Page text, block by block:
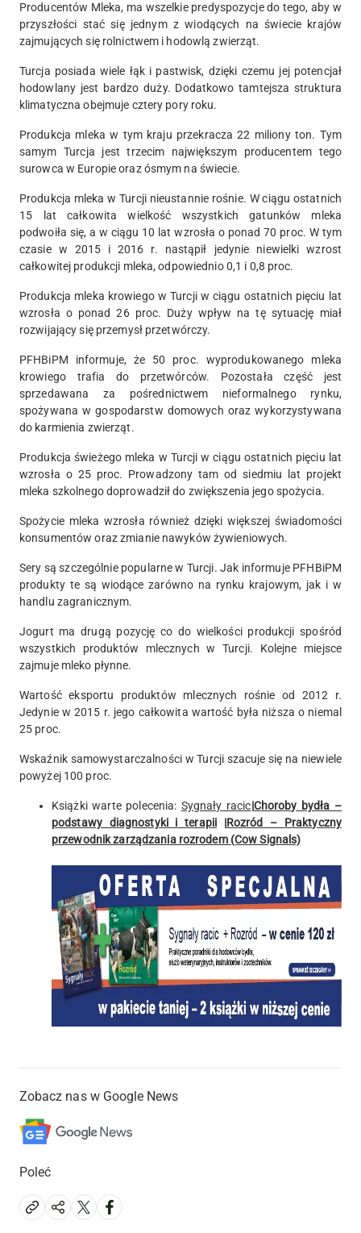
Producentów Mleka, ma wszelkie predyspozycje do tego, aby w
przyszłości stać się jednym z wiodących na świecie krajów
zajmujących się rolnictwem i hodowlą zwierząt.
Turcja posiada wiele łąk i pastwisk, dzięki czemu jej potencjał
hodowlany jest bardzo duży. Dodatkowo tamtejsza struktura
klimatyczna obejmuje cztery pory roku.
Produkcja mleka w tym kraju przekracza 22 miliony ton. Tym
samym Turcja jest trzecim największym producentem tego
surowca w Europie oraz ósmym na świecie.
Produkcja mleka w Turcji nieustannie rośnie. W ciągu ostatnich
15 lat całkowita wielkość wszystkich gatunków mleka
podwoiła się, a w ciągu 10 lat wzrosła o ponad 70 proc. W tym
czasie w 2015 i 2016 r. nastąpił jedynie niewielki wzrost
całkowitej produkcji mleka, odpowiednio 0,1 i 0,8 proc.
Produkcja mleka krowiego w Turcji w ciągu ostatnich pięciu lat
wzrosła o ponad 26 proc. Duży wpływ na tę sytuację miał
rozwijający się przemysł przetwórczy.
PFHBiPM informuje, że 50 proc. wyprodukowanego mleka
krowiego trafia do przetwórców. Pozostała część jest
sprzedawana za pośrednictwem nieformalnego rynku,
spożywana w gospodarstw domowych oraz wykorzystywana
do karmienia zwierząt.
Produkcja świeżego mleka w Turcji w ciągu ostatnich pięciu lat
wzrosła o 25 proc. Prowadzony tam od siedmiu lat projekt
mleka szkolnego doprowadził do zwiększenia jego spożycia.
Spożycie mleka wzrosła również dzięki większej świadomości
konsumentów oraz zmianie nawyków żywieniowych.
Sery są szczególnie popularne w Turcji. Jak informuje PFHBiPM
produkty te są wiodące zarówno na rynku krajowym, jak i w
handlu zagranicznym.
Jogurt ma drugą pozycję co do wielkości produkcji spośród
wszystkich produktów mlecznych w Turcji. Kolejne miejsce
zajmuje mleko płynne.
Wartość eksportu produktów mlecznych rośnie od 2012 r.
Jedynie w 2015 r. jego całkowita wartość była niższa o niemal
25 proc.
Wskaźnik samowystarczalności w Turcji szacuje się na niewiele
powyżej 100 proc.
Książki warte polecenia: Sygnały racic|Choroby bydła –
podstawy diagnostyki i terapii |Rozród – Praktyczny
przewodnik zarządzania rozrodem (Cow Signals)
Zobacz nas w Google News
Poleć